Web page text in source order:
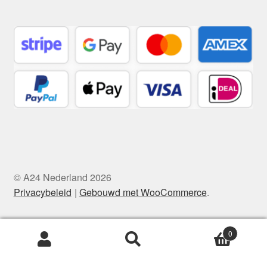
© A24 Nederland 2026
Privacybeleid
Gebouwd met WooCommerce.
Zoeken
0